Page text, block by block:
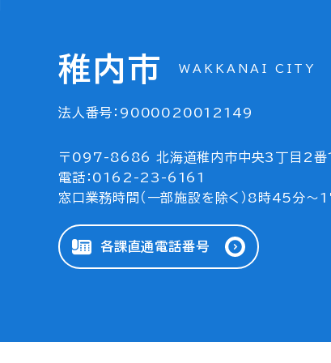
稚内市 WAKKANAI CITY
法人番号：9000020012149
〒097-8686 北海道稚内市中央3丁目2番
電話：0162-23-6161
窓口業務時間（一部施設を除く）8時45分
各課直通電話番号